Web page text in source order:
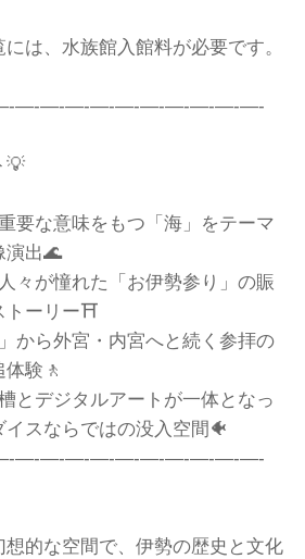
は、水族館入館料が必要です。
―-―-―-―-―-―-―-―-―-―-
💡
要な意味をもつ「海」をテーマ
演出🌊
々が憧れた「お伊勢参り」の賑
トーリー⛩️
から外宮・内宮へと続く参拝の
験🚶
とデジタルアートが一体となっ
スならではの没入空間🐠
―-―-―-―-―-―-―-―-―-―-
的な空間で、伊勢の歴史と文化